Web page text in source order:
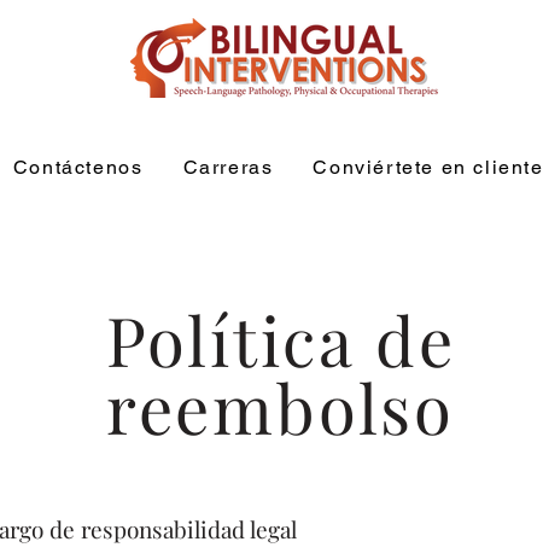
Contáctenos Carreras Conviértete en cliente
Política de
reembolso
de responsabilidad legal